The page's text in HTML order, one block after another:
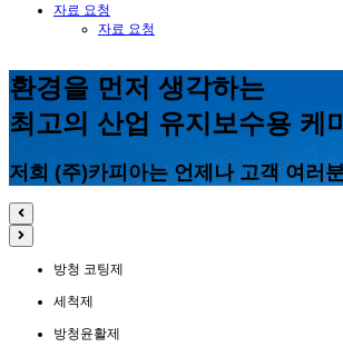
자료 요청
자료 요청
환경을 먼저 생각하는
최고의 산업 유지보수용 케
저희 (주)카피아는 언제나 고객 여러
방청 코팅제
세척제
방청윤활제